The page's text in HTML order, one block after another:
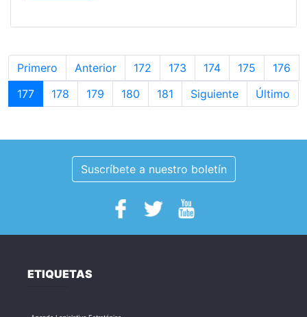
Primero Anterior 172 173 174 175
176
177
178 179 180 181 Siguiente Último
Suscríbete a nuestro boletín
ETIQUETAS